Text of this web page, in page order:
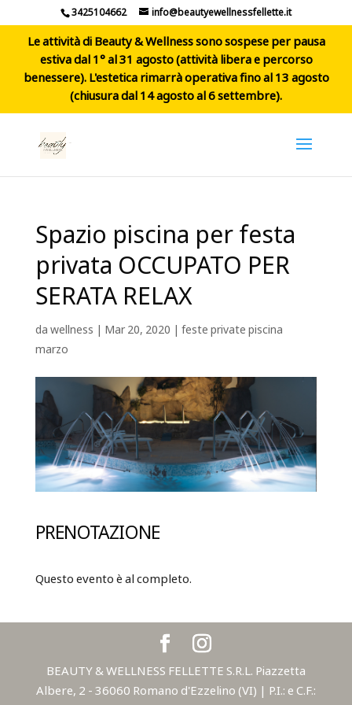
3425104662 info@beautyewellnessfellette.it
Le attività di Beauty & Wellness sono sospese per pausa
estiva dal 1° al 31 agosto (attività libera e percorso
benessere). L'estetica rimarrà operativa fino al 13 agosto
(chiusura dal 14 agosto al 6 settembre).
Spazio piscina per festa
privata OCCUPATO PER
SERATA RELAX
dawellness | Mar 20, 2020 | feste private piscina
marzo
PRENOTAZIONE
Questo evento è al completo.
BEAUTY & WELLNESS FELLETTE S.R.L. Piazzetta
Albere, 2 - 36060 Romano d'Ezzelino (VI) | P.I.: e C.F.: